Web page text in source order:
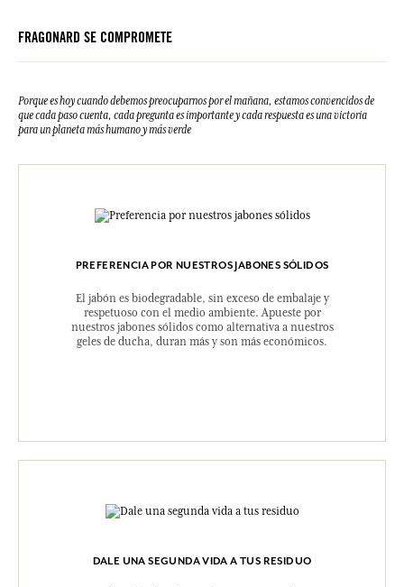
FRAGONARD SE COMPROMETE
Porque es hoy cuando debemos preocuparnos por el mañana, estamos convencidos de
que cada paso cuenta, cada pregunta es importante y cada respuesta es una victoria
para un planeta más humano y más verde
PREFERENCIA POR NUESTROS JABONES SÓLIDOS
El jabón es biodegradable, sin exceso de embalaje y
respetuoso con el medio ambiente. Apueste por
nuestros jabones sólidos como alternativa a nuestros
geles de ducha, duran más y son más económicos.
DALE UNA SEGUNDA VIDA A TUS RESIDUO